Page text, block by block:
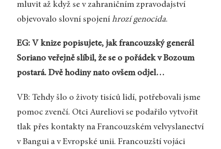
mluvit až když se v zahraničním zpravodajství
objevovalo slovní spojení hrozí genocida.
EG: V knize popisujete, jak francouzský generál
Soriano veřejně slíbil, že se o pořádek v Bozoum
postará. Dvě hodiny nato ovšem odjel…
VB: Tehdy šlo o životy tisíců lidí, potřebovali jsme
pomoc zvenčí. Otci Aureliovi se podařilo vytvořit
tlak přes kontakty na Francouzském velvyslanectví
v Bangui a v Evropské unii. Francouzští vojáci